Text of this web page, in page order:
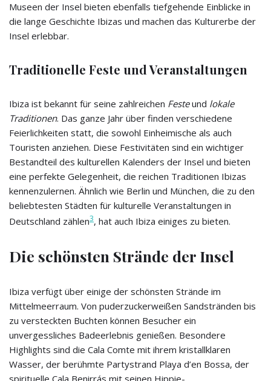
Museen der Insel bieten ebenfalls tiefgehende Einblicke in
die lange Geschichte Ibizas und machen das Kulturerbe der
Insel erlebbar.
Traditionelle Feste und Veranstaltungen
Ibiza ist bekannt für seine zahlreichen Festeund lokale
Traditionen. Das ganze Jahr über finden verschiedene
Feierlichkeiten statt, die sowohl Einheimische als auch
Touristen anziehen. Diese Festivitäten sind ein wichtiger
Bestandteil des kulturellen Kalenders der Insel und bieten
eine perfekte Gelegenheit, die reichen Traditionen Ibizas
kennenzulernen. Ähnlich wie Berlin und München, die zu den
beliebtesten Städten für kulturelle Veranstaltungen in
Deutschland zählen3, hat auch Ibiza einiges zu bieten.
Die schönsten Strände der Insel
Ibiza verfügt über einige der schönsten Strände im
Mittelmeerraum. Von puderzuckerweißen Sandstränden bis
zu versteckten Buchten können Besucher ein
unvergessliches Badeerlebnis genießen. Besondere
Highlights sind die Cala Comte mit ihrem kristallklaren
Wasser, der berühmte Partystrand Playa d’en Bossa, der